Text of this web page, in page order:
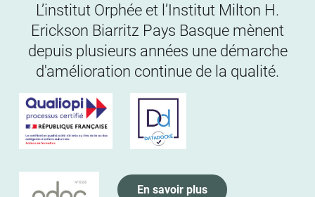
L’institut Orphée et l’Institut Milton H.
Erickson Biarritz Pays Basque mènent
depuis plusieurs années une démarche
d'amélioration continue de la qualité.
En savoir plus